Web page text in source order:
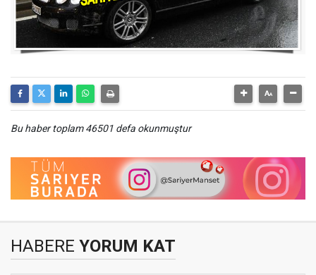
Bu haber toplam 46501 defa okunmuştur
HABERE YORUM KAT